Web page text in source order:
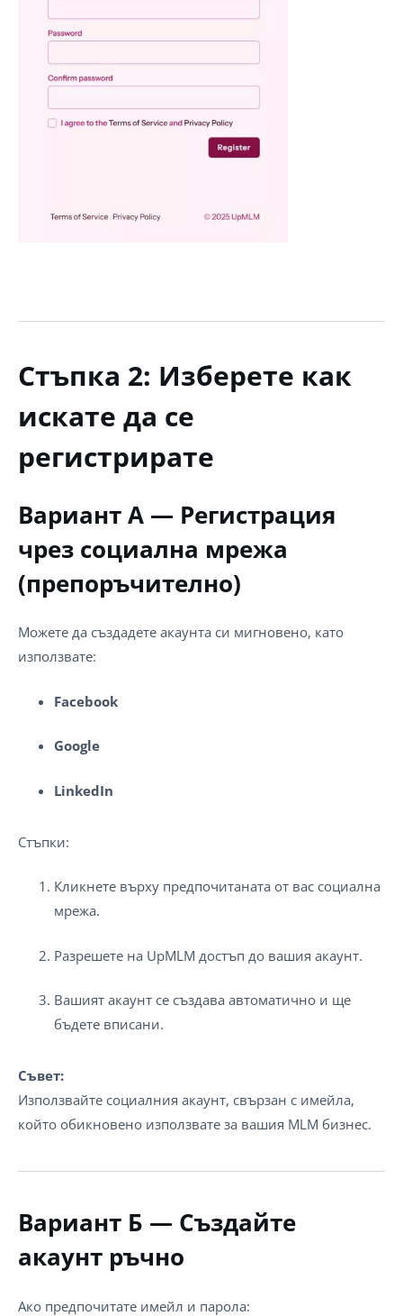
Стъпка 2: Изберете как
искате да се
регистрирате
Вариант А — Регистрация
чрез социална мрежа
(препоръчително)
Можете да създадете акаунта си мигновено, като
използвате:
Facebook
Google
LinkedIn
Стъпки:
Кликнете върху предпочитаната от вас социална
мрежа.
Разрешете на UpMLM достъп до вашия акаунт.
Вашият акаунт се създава автоматично и ще
бъдете вписани.
Съвет:
Използвайте социалния акаунт, свързан с имейла,
който обикновено използвате за вашия MLM бизнес.
Вариант Б — Създайте
акаунт ръчно
Ако предпочитате имейл и парола: